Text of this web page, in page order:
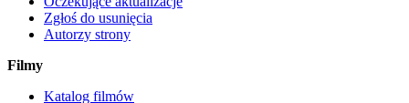
Zgłoś do usunięcia
Autorzy strony
Filmy
Katalog filmów